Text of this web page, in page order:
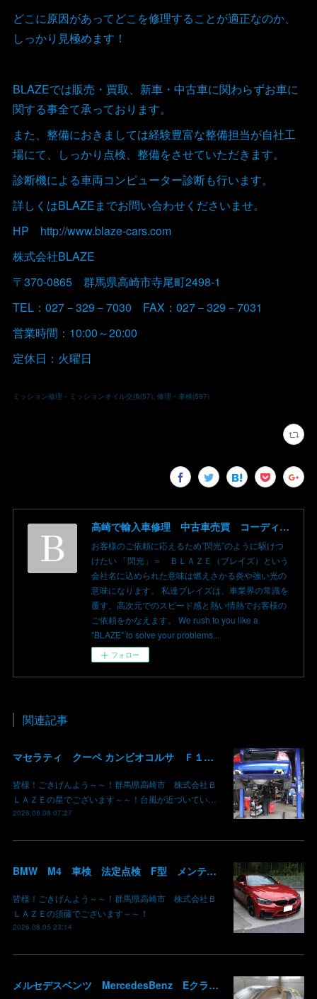
どこに原因があってどこを修理することが適正なのか、
しっかり見極めます！
BLAZEでは販売・買取、新車・中古車に関わらずお車に
関する事全て承っております。
また、整備におきましては経験豊富な整備担当が自社工
場にて、しっかり点検、整備をさせていただきます。
診断機による車両コンピューター診断も行います。
詳しくはBLAZEまでお問い合わせくださいませ。
HP http://www.blaze-cars.com
株式会社BLAZE
〒370-0865 群馬県高崎市寺尾町2498-1
TEL：027－329－7030 FAX：027－329－7031
営業時間：10:00～20:00
定休日：火曜日
ミッション修理・ミッションオイル交換(57) 修理・車検(587)
高崎で輸入車修理 中古車売買 コーディングならBLAZE（ブレイズ）へ│BLAZE Total Car Support & Modify in Takasaki Gunma
お客様のご依頼に応えるため”閃光”のように駆けつ
けたい 「閃光」＝ ＢＬＡＺＥ（ブレイズ）という
会社名に込められた意味は燃えさかる炎や強い光の
意味になります。 私達ブレイズは、車業界の常識を
覆す、高次元でのスピード感と熱い情熱でお客様の
ご依頼をかなえます。 We rush to you like a
"BLAZE" to solve your problems...
フォロー
関連記事
マセラティ クーペ カンビオコルサ Ｆ１クラッチ交換 群馬県高崎市 株式会社BLAZE
皆様！ごきげんよう～～！群馬県高崎市 株式会社Ｂ
ＬＡＺＥの星でございます～～！台風が近づいてい…
2026.08.08 07:27
BMW M4 車検 法定点検 F型 メンテナンス ロアアーム 交換 群馬 高崎
皆様！ごきげんよう～～！群馬県高崎市 株式会社Ｂ
ＬＡＺＥの須藤でございます～～！
2026.08.05 23:14
メルセデスベンツ MercedesBenz Eクラス 213 板金 鈑金 修理 ドア バンパー サイドスカート クォーターパネル 保険 群馬 高崎